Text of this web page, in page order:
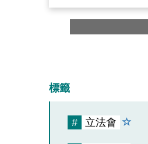
標籤
# 立法會